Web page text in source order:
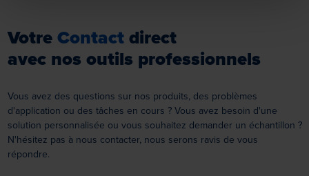
VotreContactdirect
avec nos outils professionnels
Vous avez des questions sur nos produits, des problèmes
d'application ou des tâches en cours ? Vous avez besoin d'une
solution personnalisée ou vous souhaitez demander un échantillon ?
N'hésitez pas à nous contacter, nous serons ravis de vous
répondre.